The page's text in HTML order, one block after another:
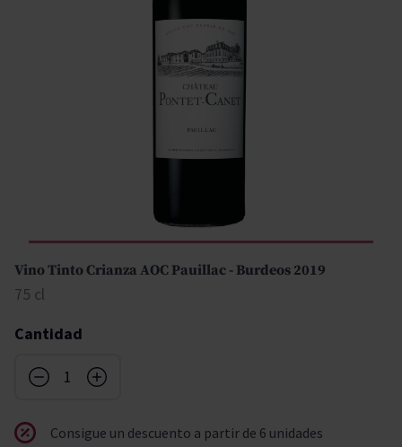
Vino Tinto Crianza AOC Pauillac - Burdeos 2019
75 cl
Cantidad
Consigue un descuento a partir de 6 unidades